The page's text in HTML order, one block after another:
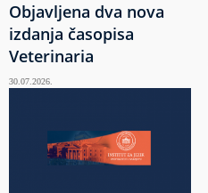
Objavljena dva nova
izdanja časopisa
Veterinaria
30.07.2026.